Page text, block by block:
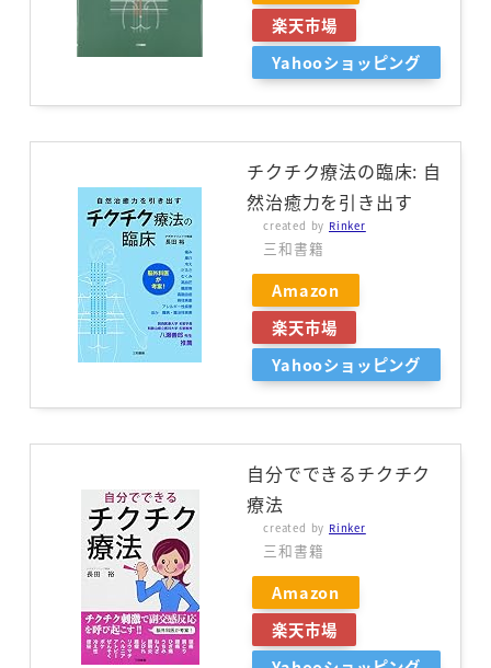
楽天市場
Yahooショッピング
チクチク療法の臨床: 自
然治癒力を引き出す
created by Rinker
三和書籍
Amazon
楽天市場
Yahooショッピング
自分でできるチクチク
療法
created by Rinker
三和書籍
Amazon
楽天市場